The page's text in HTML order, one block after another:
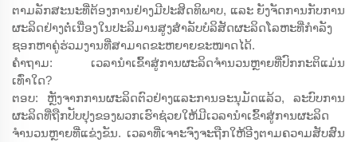
ຕາມລັກສະນະທີ່ຕ້ອງການຢ່າງມີປະສິດທິພາບ, ແລະ ຍັງຈັດການກັບການ
ຜະລິດຢ່າງຕໍ່ເນື່ອງໃນປະລິມານສູງສຳລັບບໍລິສັດຜະລິດໂລຫະທີ່ກຳລັງ
ຊອກຫາຄູ່ຮ່ວມງານທີ່ສາມາດຂະຫຍາຍຂະໜາດໄດ້.
ຄຳຖາມ: ເວລານຳເຂົ້າສູ່ການຜະລິດຈຳນວນຫຼາຍທີ່ປົກກະຕິແມ່ນ
ເທົ່າໃດ?
ຕອບ: ຫຼັງຈາກການຜະລິດຕົວຢ່າງແລະການອະນຸມັດແລ້ວ, ລະບົບການ
ຜະລິດທີ່ຖືກປັບປຸງຂອງພວກເຮົາຊ່ວຍໃຫ້ມີເວລານຳເຂົ້າສູ່ການຜະລິດ
ຈຳນວນຫຼາຍທີ່ແຂ່ງຂັນ. ເວລາທີ່ເຈາະຈົງຈະຖືກໃຫ້ອີງຕາມຄວາມສັບສົນ